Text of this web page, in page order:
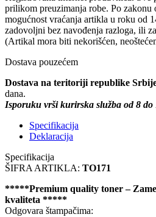
prilikom preuzimanja robe. Po zakonu
mogućnost vraćanja artikla u roku od
zadovoljni bez navođenja razloga, ili
(Artikal mora biti nekorišćen,
Dostava pouzećem
Dostava na teritoriji republike
dana.
Isporuku vrši kurirska služba od 8 do
Specifikacija
Deklaracija
Specifikacija
ŠIFRA ARTIKLA: TO171
*****Premium quality toner –
kvaliteta *****
Odgovara štampačima: